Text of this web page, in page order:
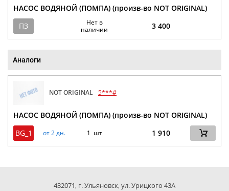
НАСОС ВОДЯНОЙ (ПОМПА) (произв-во NOT ORIGINAL)
ПЗ
Нет в
наличии
3 400
Аналоги
NOT ORIGINAL 5***#
НАСОС ВОДЯНОЙ (ПОМПА) (произв-во NOT ORIGINAL)
BG_1
от 2 дн. 1 шт 1 910
432071, г. Ульяновск, ул. Урицкого 43А